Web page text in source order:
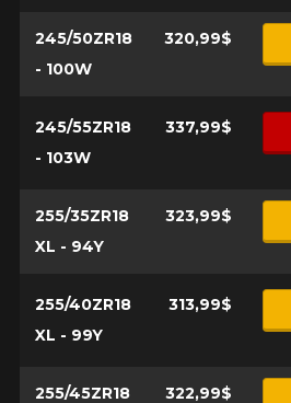
245/50ZR18
- 100W
320,99$
245/55ZR18
- 103W
337,99$
255/35ZR18
XL - 94Y
323,99$
255/40ZR18
XL - 99Y
313,99$
255/45ZR18
322,99$